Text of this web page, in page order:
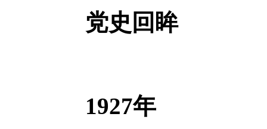
党史回眸
1927年